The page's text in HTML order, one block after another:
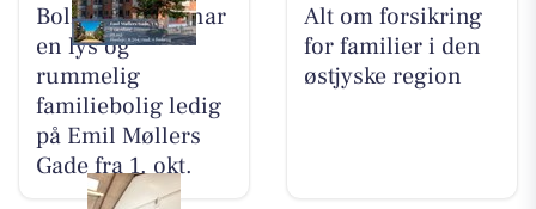
Bolig Horsens har
en lys og
rummelig
familiebolig ledig
på Emil Møllers
Gade fra 1. okt.
Alt om forsikring
for familier i den
østjyske region